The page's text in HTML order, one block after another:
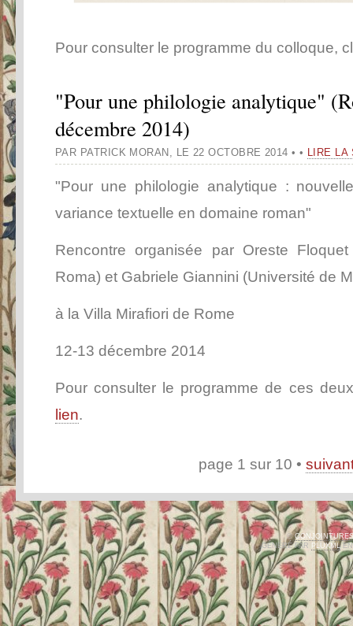
Pour consulter le programme du colloque,
"Pour une philologie analytique"
décembre 2014)
PAR PATRICK MORAN , LE 22 OCTOBRE 2014 •• LIRE LA
"Pour une philologie analytique :
variance textuelle en domaine roman"
Rencontre organisée par Oreste
Roma) et Gabriele Giannini (Université de
à la Villa Mirafiori de Rome
12-13 décembre 2014
Pour consulter le programme de ces
lien.
page 1 sur 10
©CONJOINTURES
GÉNÉRÉ PAR PLUXMLEN